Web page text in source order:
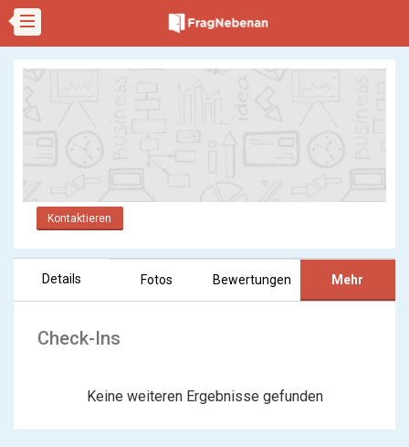
Kontaktieren
Details Fotos Bewertungen Mehr
Check-Ins
Keine weiteren Ergebnisse gefunden